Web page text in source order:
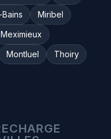
Miribel
Meximieux
Montluel
Thoiry